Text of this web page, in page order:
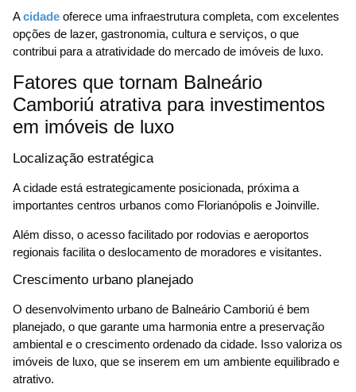
Acidade oferece uma infraestrutura completa, com excelentes
opções de lazer, gastronomia, cultura e serviços, o que
contribui para a atratividade do mercado de imóveis de luxo.
Fatores que tornam Balneário
Camboriú atrativa para investimentos
em imóveis de luxo
Localização estratégica
A cidade está estrategicamente posicionada, próxima a
importantes centros urbanos como Florianópolis e Joinville.
Além disso, o acesso facilitado por rodovias e aeroportos
regionais facilita o deslocamento de moradores e visitantes.
Crescimento urbano planejado
O desenvolvimento urbano de Balneário Camboriú é bem
planejado, o que garante uma harmonia entre a preservação
ambiental e o crescimento ordenado da cidade. Isso valoriza os
imóveis de luxo, que se inserem em um ambiente equilibrado e
atrativo.